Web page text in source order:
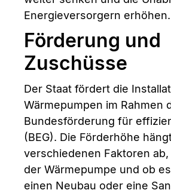
Energieversorgern erhöhen.
Förderung und
Zuschüsse
Der Staat fördert die
Wärmepumpen im Rahmen
Bundesförderung für
(BEG). Die Förderhöhe
verschiedenen Faktoren
der Wärmepumpe und ob
einen Neubau oder eine